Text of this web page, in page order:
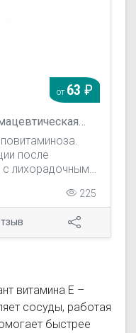
Россия
после
с лихорадочным
связочного
при
миопатия.
аппарата
от 63
225
витамина Е –
сосуды, работая
быстрее